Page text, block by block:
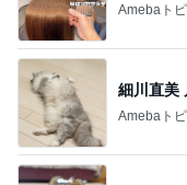
Amebaト
細川直美
Amebaト